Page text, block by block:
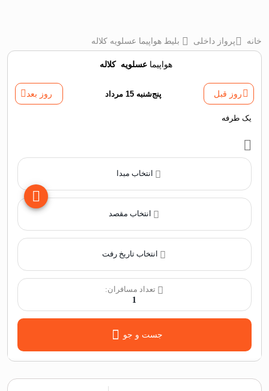
خانه پرواز داخلی بلیط هواپیما عسلویه کلاله
هواپیماعسلویه ‌کلاله
روز قبل پنج‌شنبه 15 مرداد روز بعد
یک طرفه
انتخاب مبدا
انتخاب مقصد
تعداد مسافران:
1
جست و جو